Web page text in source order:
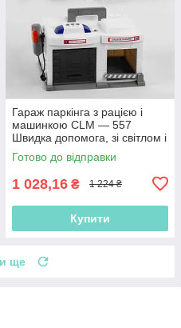
Гараж паркінга з рацією і
машинкою CLM — 557
Швидка допомога, зі світлом і
звуком
Готово до відправки
1 028,16 ₴ 1 224 ₴
Купити
ще